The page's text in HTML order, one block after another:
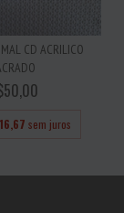
CD ACRILICO
sem juros